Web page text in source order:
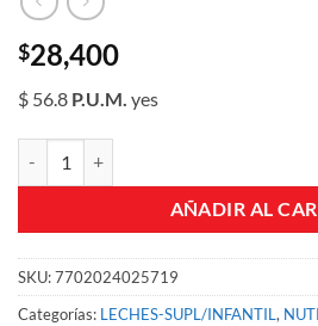
$28,400
$ 56.8 P.U.M. yes
AÑADIR AL
SKU:7702024025719
Categorías: LECHES-SUPL/INFANTIL,